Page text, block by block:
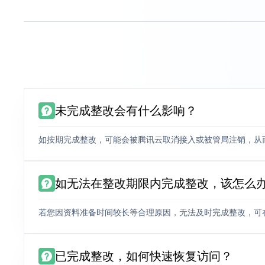
未完成整改会有什么影响？
如按期完成整改，可能会被腾讯云取消接入或被管局注销，
如无法在整改期限内完成整改，该怎么
若您因资料准备时间较长等合理原因，无法及时完成整改，
已完成整改，如何快速恢复访问？